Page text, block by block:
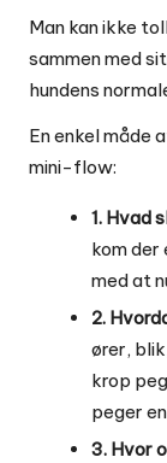
Man kan ikke
sammen med
hundens
En enkel måde
mini-flow:
1. Hvad
kom der
med at
2.
ører,
krop
peger
3. Hvor